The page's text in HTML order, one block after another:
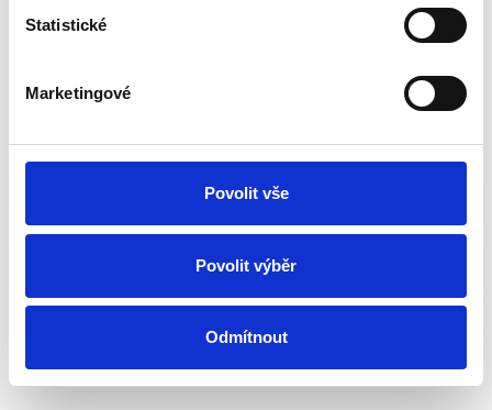
Statistické
Marketingové
Povolit vše
Povolit výběr
Odmítnout